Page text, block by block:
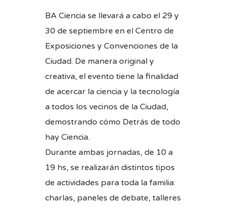
BA Ciencia se llevará a cabo el 29 y
30 de septiembre en el Centro de
Exposiciones y Convenciones de la
Ciudad. De manera original y
creativa, el evento tiene la finalidad
de acercar la ciencia y la tecnología
a todos los vecinos de la Ciudad,
demostrando cómo Detrás de todo
hay Ciencia.
Durante ambas jornadas, de 10 a
19 hs, se realizarán distintos tipos
de actividades para toda la familia:
charlas, paneles de debate, talleres